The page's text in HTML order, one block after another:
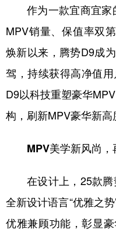
English Español
Русский язык
Deutsch
作为一款宜商宜家
MPV销量、保值率双
焕新以来，腾势D9成
驾，持续获得高净值
D9以科技重塑豪华
构，刷新MPV豪华新高
MPV美学新风尚
在设计上，25款
全新设计语言“优雅之
优雅兼顾功能，彰显